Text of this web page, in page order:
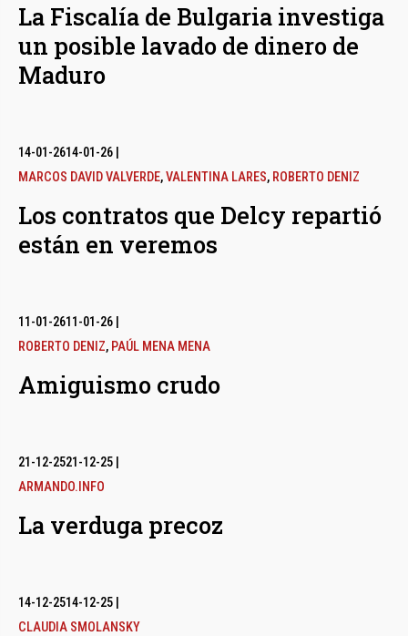
La Fiscalía de Bulgaria investiga
un posible lavado de dinero de
Maduro
14-01-2614-01-26
MARCOS DAVID VALVERDE,VALENTINA LARES, ROBERTO DENIZ
Los contratos que Delcy repartió
están en veremos
11-01-2611-01-26
ROBERTO DENIZ, PAÚL MENA MENA
Amiguismo crudo
21-12-2521-12-25
ARMANDO.INFO
La verduga precoz
14-12-2514-12-25
CLAUDIA SMOLANSKY